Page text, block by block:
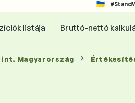
listája Bruttó-nettó
, Magyarország